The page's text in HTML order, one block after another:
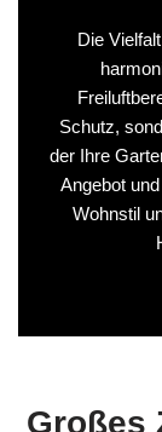
Die
Schutz,
der Ihre
Angebot
Wohnstil
Großes